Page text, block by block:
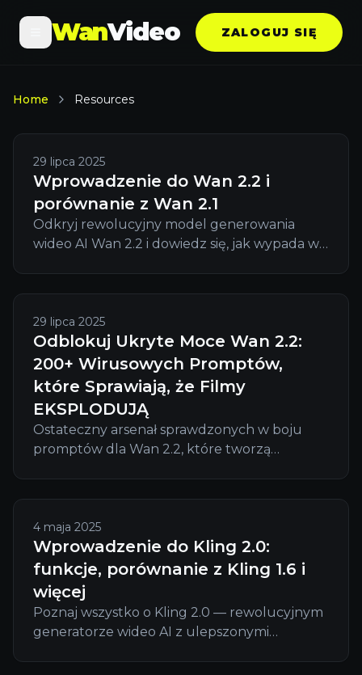
WanVideo ZALOGUJ SIĘ
Home Resources
29 lipca 2025
Wprowadzenie do Wan 2.2 i
porównanie z Wan 2.1
Odkryj rewolucyjny model generowania
wideo AI Wan 2.2 i dowiedz się, jak wypada w
29 lipca 2025
Odblokuj Ukryte Moce Wan 2.2:
200+ Wirusowych Promptów,
które Sprawiają, że Filmy
EKSPLODUJĄ
Ostateczny arsenał sprawdzonych w boju
promptów dla Wan 2.2, które tworzą
gwarantują wirusowe rezultaty.
4 maja 2025
Wprowadzenie do Kling 2.0:
funkcje, porównanie z Kling 1.6 i
więcej
Poznaj wszystko o Kling 2.0 — rewolucyjnym
generatorze wideo AI z ulepszonymi